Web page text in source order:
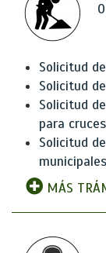
Solicitud
Solicitud
Solicitud
para
Solicitud
municipales
MÁS